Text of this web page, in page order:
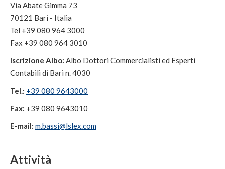
Via Abate Gimma 73
70121 Bari - Italia
Tel +39 080 964 3000
Fax +39 080 964 3010
Iscrizione Albo: Albo Dottori Commercialisti ed Esperti
Contabili di Bari n. 4030
Tel.: +39 080 9643000
Fax: +39 080 9643010
E-mail: m.bassi@lslex.com
Attività